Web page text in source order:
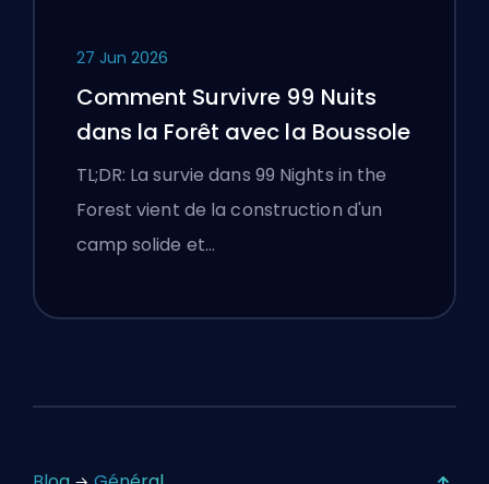
27 Jun 2026
Comment Survivre 99 Nuits
dans la Forêt avec la Boussole
TL;DR: La survie dans 99 Nights in the
Forest vient de la construction d'un
camp solide et…